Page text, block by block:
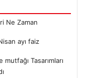
Ne Zaman
ayı faiz
Tasarımları